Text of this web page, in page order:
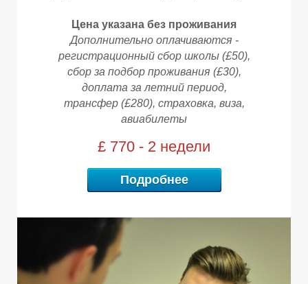
Ы
Цена указана без проживания
Дополнительно оплачиваются -
регистрационный сбор школы (£50),
сбор за подбор проживания (£30),
доплата за летний период,
трансфер (£280), страховка, виза,
авиабилеты
£ 770 - 2 недели
Подробнее
Ы